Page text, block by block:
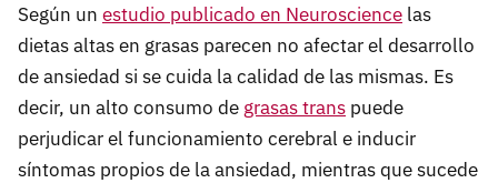
Según un estudio publicado en Neuroscience las
dietas altas en grasas parecen no afectar el desarrollo
de ansiedad si se cuida la calidad de las mismas. Es
decir, un alto consumo de grasas trans puede
perjudicar el funcionamiento cerebral e inducir
síntomas propios de la ansiedad, mientras que sucede